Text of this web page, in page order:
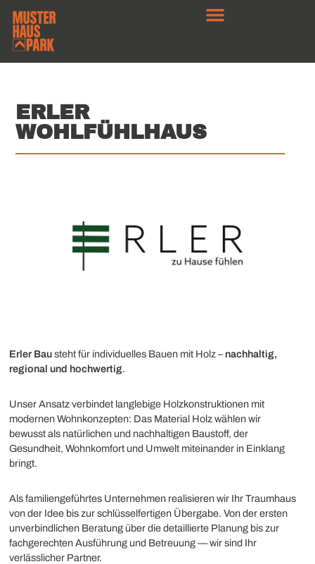
ERLER
WOHLFÜHLHAUS
Erler Bausteht für individuelles Bauen mit Holz –nachhaltig,
regional und hochwertig.
Unser Ansatz verbindet langlebige Holzkonstruktionen mit
modernen Wohnkonzepten: Das Material Holz wählen wir
bewusst als natürlichen und nachhaltigen Baustoff, der
Gesundheit, Wohnkomfort und Umwelt miteinander in Einklang
bringt.
Als familiengeführtes Unternehmen realisieren wir Ihr Traumhaus
von der Idee bis zur schlüsselfertigen Übergabe. Von der ersten
unverbindlichen Beratung über die detaillierte Planung bis zur
fachgerechten Ausführung und Betreuung — wir sind Ihr
verlässlicher Partner.